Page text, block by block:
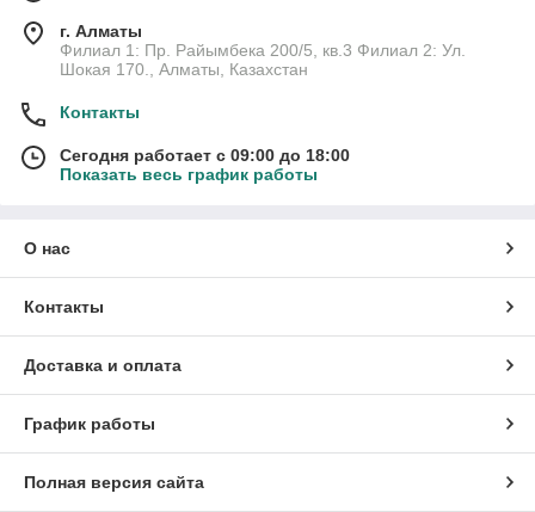
г. Алматы
Филиал 1: Пр. Райымбека 200/5, кв.3 Филиал 2: Ул.
Шокая 170., Алматы, Казахстан
Контакты
Сегодня работает с 09:00 до 18:00
Показать весь график работы
О нас
Контакты
Доставка и оплата
График работы
Полная версия сайта